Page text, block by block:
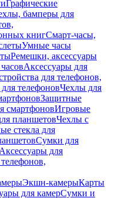
Графические
бамперы для
книгСмарт-часы,
Умные часы
Ремешки, аксессуары
Аксессуары для
для телефонов,
телефоновЧехлы для
Защитные
смартфоновИгровые
планшетовЧехлы с
стекла для
Сумки для
Аксессуары для
Экшн-камерыКарты
для камерСумки и